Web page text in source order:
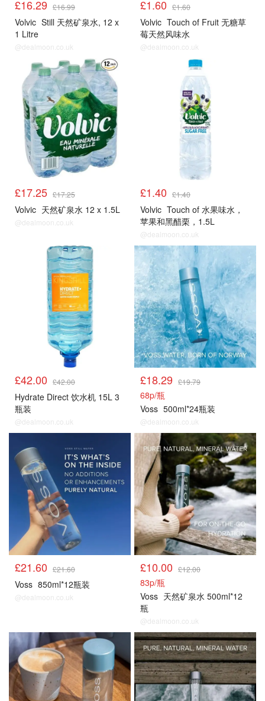
£16.29 £16.99
Volvic Still 天然矿泉水, 12 x
1 Litre
@dealmoon.co.uk
£1.60 £1.60
Volvic Touch of Fruit 无糖草
莓天然风味水
@dealmoon.co.uk
£17.25 £17.25
Volvic 天然矿泉水 12 x 1.5L
@dealmoon.co.uk
£1.40 £1.40
Volvic Touch of 水果味水，
苹果和黑醋栗，1.5L
@dealmoon.co.uk
£42.00 £42.00
Hydrate Direct 饮水机 15L 3
瓶装
@dealmoon.co.uk
£18.29 £19.79
68p/瓶
Voss 500ml*24瓶装
@dealmoon.co.uk
£21.60 £21.60
Voss 850ml*12瓶装
@dealmoon.co.uk
£10.00 £12.00
83p/瓶
Voss 天然矿泉水 500ml*12
瓶
@dealmoon.co.uk